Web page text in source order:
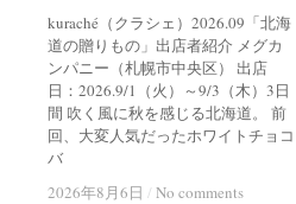
kuraché（クラシェ）2026.09「北海
道の贈りもの」出店者紹介 メグカ
ンパニー（札幌市中央区） 出店
日：2026.9/1（火）～9/3（木）3日
間 吹く風に秋を感じる北海道。 前
回、大変人気だったホワイトチョコ
バ
2026年8月6日 / No comments
2026年8月6日 / No comments